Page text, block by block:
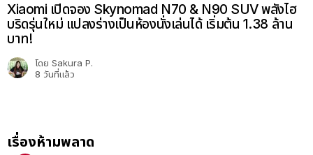
Xiaomi เปิดจอง Skynomad N70 & N90 SUV พลังไฮ
บริดรุ่นใหม่ แปลงร่างเป็นห้องนั่งเล่นได้ เริ่มต้น 1.38 ล้าน
บาท!
โดย Sakura P.
8 วันที่แล้ว
เรื่องห้ามพลาด